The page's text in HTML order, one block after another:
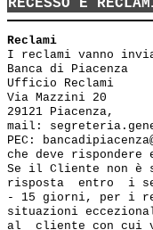
RECESSO E
Reclami
I reclami vanno
Banca di Piacenza
Ufficio Reclami
Via Mazzini 20
29121 Piacenza,
mail:
PEC:
che deve
Se il Cliente non è
risposta  entro  i
- 15 giorni, per i
situazioni
al  cliente con cui